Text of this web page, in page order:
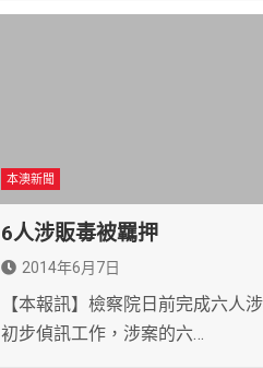
本澳新聞
6人涉販毒被羈押
2014年6月7日
【本報訊】檢察院日前完成六人
初步偵訊工作，涉案的六…